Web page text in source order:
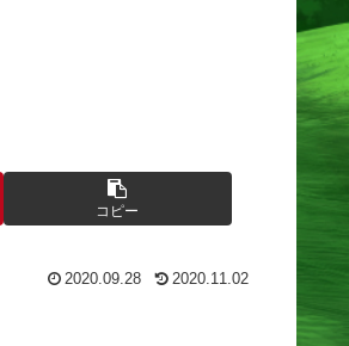
コピー
2020.09.28 2020.11.02